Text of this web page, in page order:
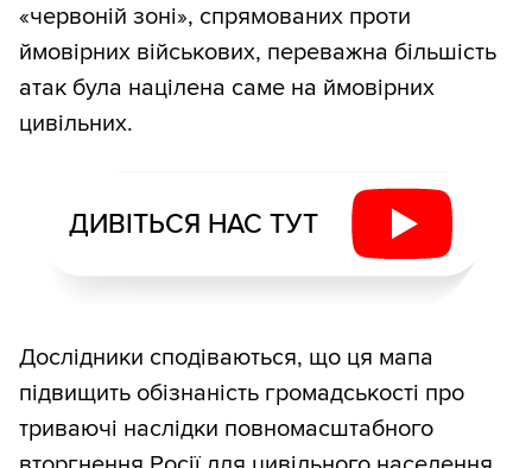
«червоній зоні», спрямованих проти
ймовірних військових, переважна більшість
атак була націлена саме на ймовірних
цивільних.
ДИВІТЬСЯ НАС ТУТ
Дослідники сподіваються, що ця мапа
підвищить обізнаність громадськості про
триваючі наслідки повномасштабного